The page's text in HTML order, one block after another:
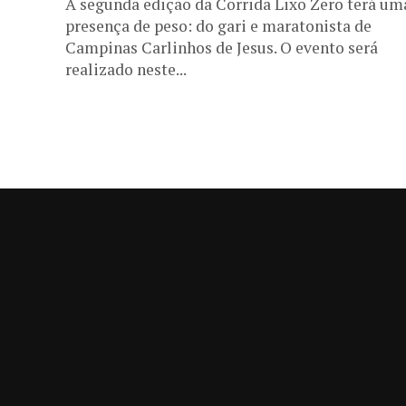
presença de peso: do gari e maratonista de
Campinas Carlinhos de Jesus. O evento será
realizado neste...